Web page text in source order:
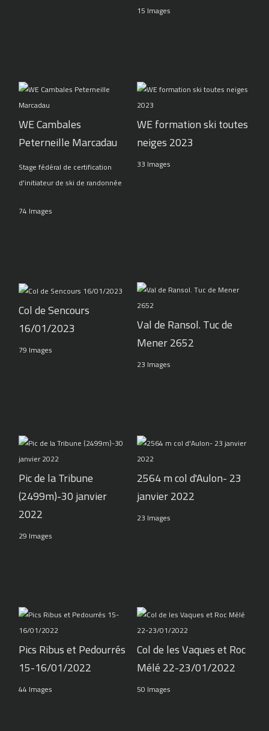
15 Images
WE Cambales
Peterneille Marcadau
Stage fédéral de certification
d'initiateur de ski de randonnée
74 Images
WE formation ski toutes
neiges 2023
33 Images
Col de Sencours
16/01/2023
79 Images
Val de Ransol. Tuc de
Mener 2652
23 Images
Pic de la Tribune
(2499m)-30 janvier
2022
29 Images
2564 m col d'Aulon- 23
janvier 2022
23 Images
Pics Ribus et Pedourrés
15-16/01/2022
44 Images
Col de les Vaques et Roc
Mélé 22-23/01/2022
50 Images